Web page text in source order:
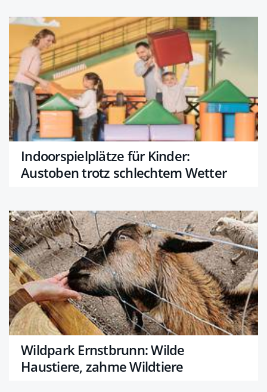
Indoorspielplätze für Kinder:
Austoben trotz schlechtem Wetter
Wildpark Ernstbrunn: Wilde
Haustiere, zahme Wildtiere